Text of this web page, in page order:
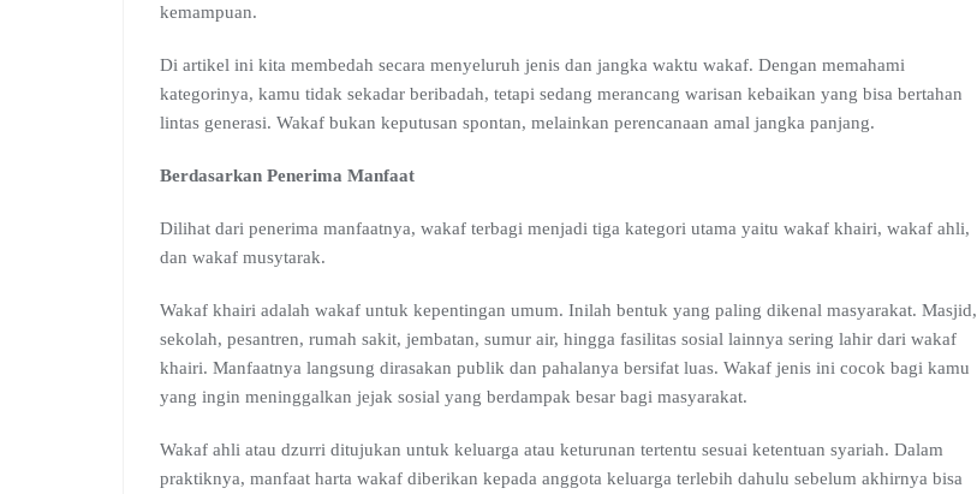
kemampuan.
Di artikel ini kita membedah secara menyeluruh jenis dan jangka waktu wakaf. Dengan memahami
kategorinya, kamu tidak sekadar beribadah, tetapi sedang merancang warisan kebaikan yang bisa bertahan
lintas generasi. Wakaf bukan keputusan spontan, melainkan perencanaan amal jangka panjang.
Berdasarkan Penerima Manfaat
Dilihat dari penerima manfaatnya, wakaf terbagi menjadi tiga kategori utama yaitu wakaf khairi, wakaf ahli,
dan wakaf musytarak.
Wakaf khairi adalah wakaf untuk kepentingan umum. Inilah bentuk yang paling dikenal masyarakat. Masjid,
sekolah, pesantren, rumah sakit, jembatan, sumur air, hingga fasilitas sosial lainnya sering lahir dari wakaf
khairi. Manfaatnya langsung dirasakan publik dan pahalanya bersifat luas. Wakaf jenis ini cocok bagi kamu
yang ingin meninggalkan jejak sosial yang berdampak besar bagi masyarakat.
Wakaf ahli atau dzurri ditujukan untuk keluarga atau keturunan tertentu sesuai ketentuan syariah. Dalam
praktiknya, manfaat harta wakaf diberikan kepada anggota keluarga terlebih dahulu sebelum akhirnya bisa